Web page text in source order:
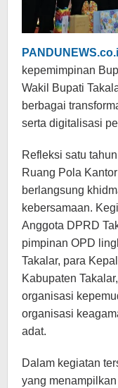
kepemimpinan
Wakil Bupati
berbagai
serta digitalisasi
Refleksi satu
Ruang Pola
berlangsung
kebersamaan.
Anggota DPRD
pimpinan OPD
Takalar, para
Kabupaten
organisasi
organisasi
adat.
Dalam kegiatan
yang